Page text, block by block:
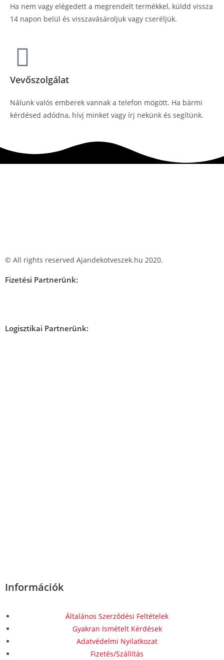
Ha nem vagy elégedett a megrendelt termékkel, küldd vissza
14 napon belül és visszavásároljuk vagy cseréljük.
Vevőszolgálat
Nálunk valós emberek vannak a telefon mögött. Ha bármi
kérdésed adódna, hívj minket vagy írj nekünk és segítünk.
© All rights reserved Ajandekotveszek.hu 2020.
Fizetési Partnerünk:
Logisztikai Partnerünk:
Információk
Általános Szerződési Feltételek
Gyakran Ismételt Kérdések
Adatvédelmi Nyilatkozat
Fizetés/Szállítás